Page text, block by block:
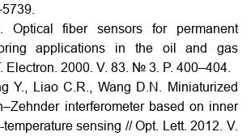
Optical fiber sensors for permanent
applications in the oil and gas
Electron. 2000. V. 83. № 3. P. 400–404.
Y., Liao C.R., Wang D.N. Miniaturized
interferometer based on inner
sensing // Opt. Lett. 2012. V.